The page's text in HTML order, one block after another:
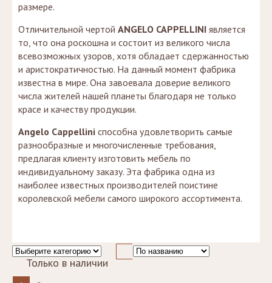
размере.
Отличительной чертой ANGELO CAPPELLINI является
то, что она роскошна и состоит из великого числа
всевозможных узоров, хотя обладает сдержанностью
и аристократичностью. На данный момент фабрика
известна в мире. Она завоевала доверие великого
числа жителей нашей планеты благодаря не только
красе и качеству продукции.
Angelo Cappellini способна удовлетворить самые
разнообразные и многочисленные требования,
предлагая клиенту изготовить мебель по
индивидуальному заказу. Эта фабрика одна из
наиболее известных производителей поистине
королевской мебели самого широкого ассортимента.
Только в наличии